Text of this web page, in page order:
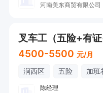
河南美东商贸有限公司
叉车工（五险+有
4500-5500 元/月
涧西区 五险 加班
陈经理